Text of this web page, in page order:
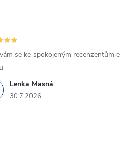
Lenka Masná
30.7.2026
se ke spokojeným recenzentům e-